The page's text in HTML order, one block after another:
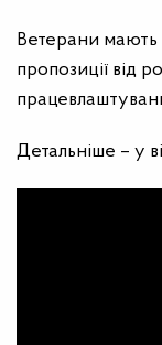
Ветерани мають
пропозиції від
Детальніше – у